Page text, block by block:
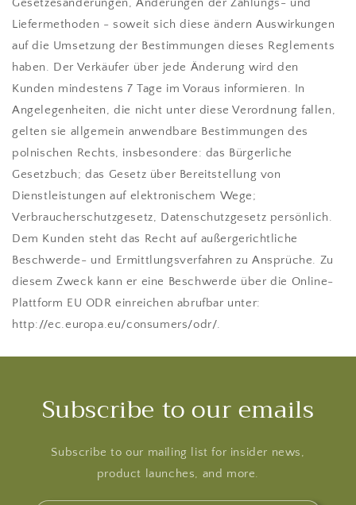
Subscribe to our emails
Subscribe to our mailing list for insider news,
product launches, and more.